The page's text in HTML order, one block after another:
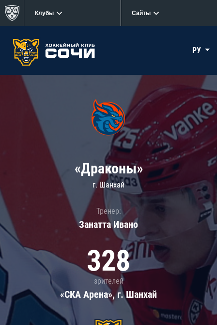
Клубы Сайты
РУ
«Драконы»
г. Шанхай
Тренер:
Занатта Иванo
328
зрителей
«СКА Арена», г. Шанхай